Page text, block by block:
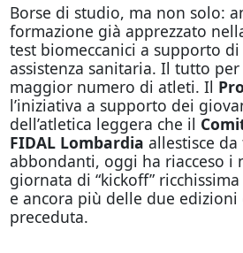
Borse di studio, ma non solo:
formazione già apprezzato
test biomeccanici a supporto
assistenza sanitaria. Il tutto
maggior numero di atleti. Il
l’iniziativa a supporto dei
dell’atletica leggera che il
FIDAL Lombardia allestisce
abbondanti, oggi ha riacceso i
giornata di “kickoff”
e ancora più delle due edizioni
preceduta.